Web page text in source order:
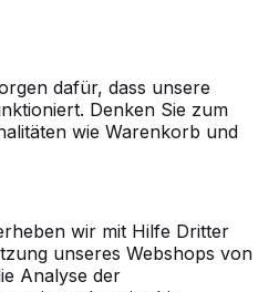
dafür, dass unsere
Denken Sie zum
wie Warenkorb und
wir mit Hilfe Dritter
unseres Webshops von
Analyse der